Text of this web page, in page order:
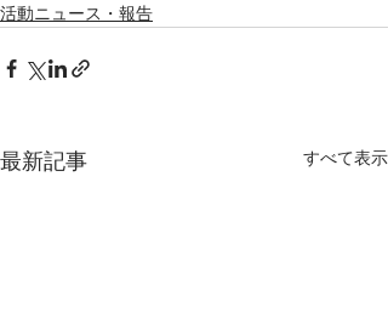
活動ニュース・報告
最新記事 すべて表示